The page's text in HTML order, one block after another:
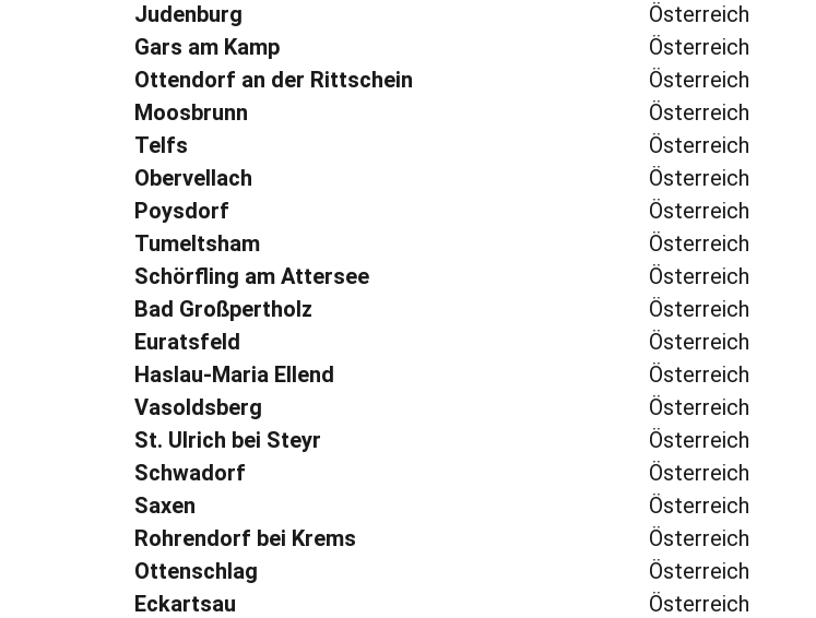
Judenburg
Österreich
Gars am Kamp
Österreich
Ottendorf an der Rittschein
Österreich
Moosbrunn
Österreich
Telfs
Österreich
Obervellach
Österreich
Poysdorf
Österreich
Tumeltsham
Österreich
Schörfling am Attersee
Österreich
Bad Großpertholz
Österreich
Euratsfeld
Österreich
Haslau-Maria Ellend
Österreich
Vasoldsberg
Österreich
St. Ulrich bei Steyr
Österreich
Schwadorf
Österreich
Saxen
Österreich
Rohrendorf bei Krems
Österreich
Ottenschlag
Österreich
Eckartsau
Österreich